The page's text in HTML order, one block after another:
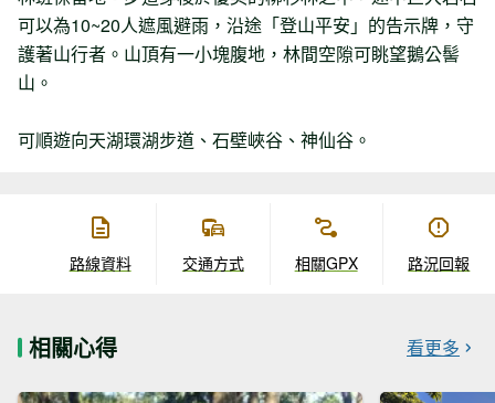
可以為10~20人遮風避雨，沿途「登山平安」的告示牌，守
護著山行者。山頂有一小塊腹地，林間空隙可眺望鵝公髻
山。
可順遊向天湖環湖步道、石壁峽谷、神仙谷。
路線資料 交通方式 相關GPX 路況回報
相關心得 看更多